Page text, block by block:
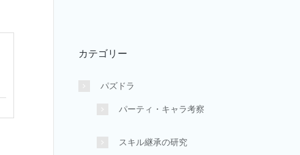
カテゴリー
パズドラ
パーティ・キャラ考察
スキル継承の研究